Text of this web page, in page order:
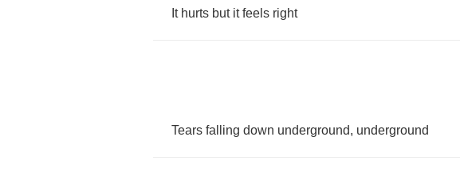
It hurts but it feels right
Tears falling down underground, underground